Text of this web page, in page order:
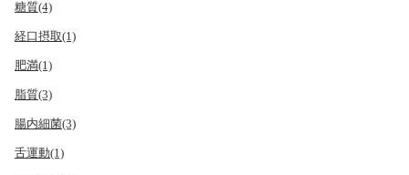
糖質(4)
経口摂取(1)
肥満(1)
脂質(3)
腸内細菌(3)
舌運動(1)